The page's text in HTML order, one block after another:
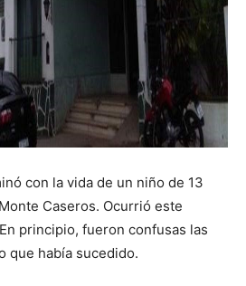
con la vida de un niño de 13
Caseros. Ocurrió este
principio, fueron confusas las
que había sucedido.